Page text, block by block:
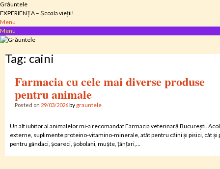
Skip
to
content
Grăuntele
EXPERIENȚA – Școala vieții!
Menu
Menu
Tag:caini
Farmacia cu cele mai diverse produse
pentru animale
Posted on 29/03/2026by grauntele
Un alt iubitor al animalelor mi-a recomandat Farmacia veterinară București.
externe, suplimente proteino-vitamino-minerale, atât pentru câini și pisici, cât
pentru gândaci, șoareci, șobolani, muște, țânțari,…